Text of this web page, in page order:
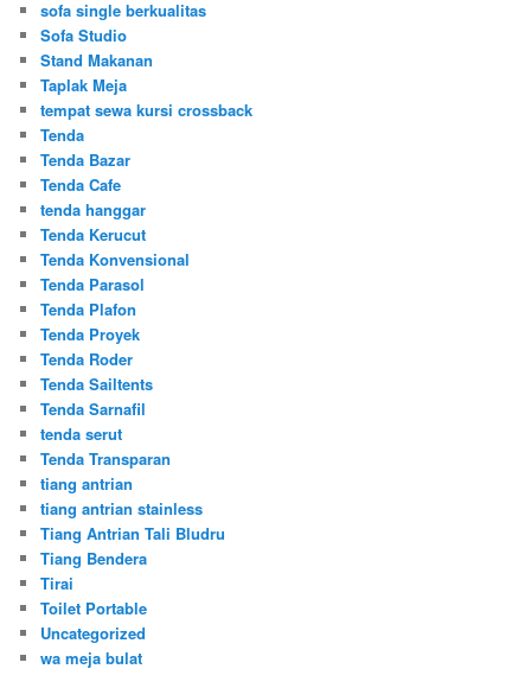
sofa single berkualitas
Sofa Studio
Stand Makanan
Taplak Meja
tempat sewa kursi crossback
Tenda
Tenda Bazar
Tenda Cafe
tenda hanggar
Tenda Kerucut
Tenda Konvensional
Tenda Parasol
Tenda Plafon
Tenda Proyek
Tenda Roder
Tenda Sailtents
Tenda Sarnafil
tenda serut
Tenda Transparan
tiang antrian
tiang antrian stainless
Tiang Antrian Tali Bludru
Tiang Bendera
Tirai
Toilet Portable
Uncategorized
wa meja bulat